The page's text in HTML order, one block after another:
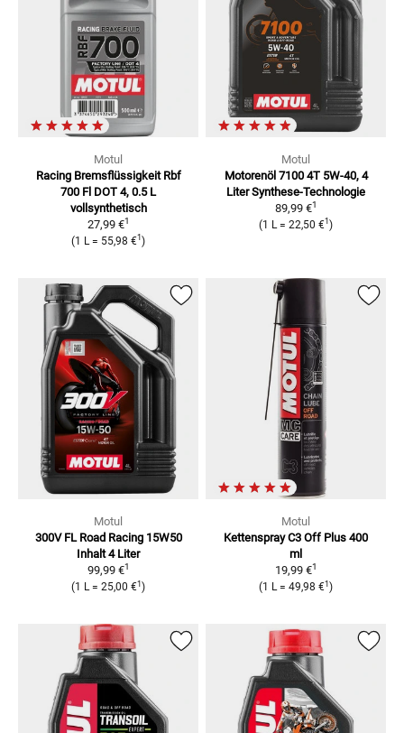
Motul
Racing Bremsflüssigkeit Rbf
700 Fl DOT 4, 0.5 L
vollsynthetisch
27,99 €1
(1 L= 55,98 €1 )
Motul
Motorenöl 7100 4T 5W-40, 4
Liter Synthese-Technologie
89,99 €1
(1 L= 22,50 €1 )
Motul
300V FL Road Racing 15W50
Inhalt 4 Liter
99,99 €1
(1 L= 25,00 €1 )
Motul
Kettenspray C3 Off Plus 400
ml
19,99 €1
(1 L= 49,98 €1 )